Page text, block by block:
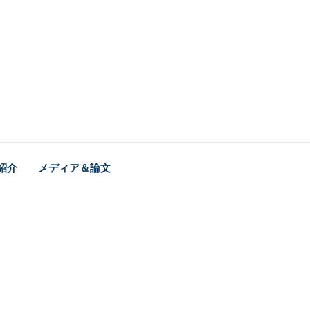
介 メディア＆論文